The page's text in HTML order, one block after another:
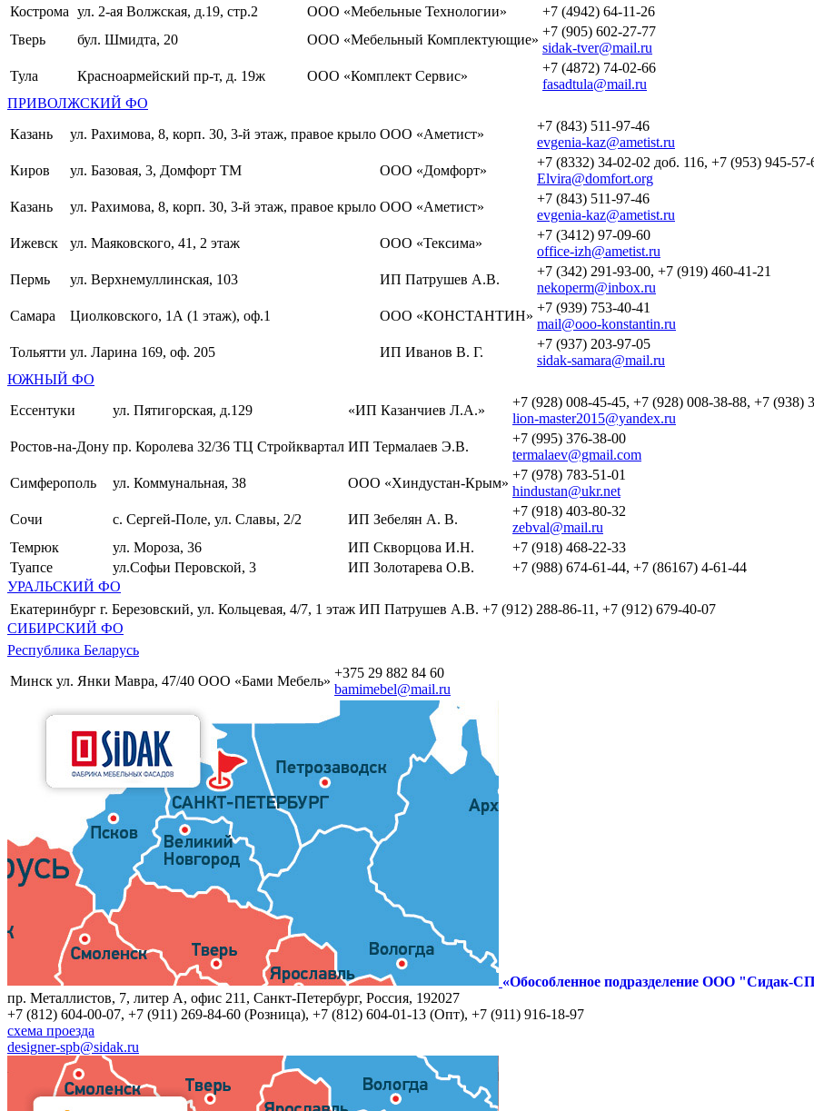
Кострома ул. 2-ая Волжская, д.19, стр.2 ООО «Мебельные Технологии»
+7 (4942) 64-11-26
Тверь
бул. Шмидта, 20 ООО «Мебельный Комплектующие»
+7 (905) 602-27-77
sidak-tver@mail.ru
Тула
Красноармейский пр-т, д. 19ж ООО «Комплект Сервис»
+7 (4872) 74-02-66
fasadtula@mail.ru
ПРИВОЛЖСКИЙ ФО
Казань
ул. Рахимова, 8, корп. 30, 3-й этаж, правое крыло ООО «Аметист»
+7 (843) 511-97-46
evgenia-kaz@ametist.ru
Киров
ул. Базовая, 3, Домфорт ТМ ООО «Домфорт»
+7 (8332) 34-02-02 доб. 116, +7 (953) 945-57-
Elvira@domfort.org
Казань
ул. Рахимова, 8, корп. 30, 3-й этаж, правое крыло ООО «Аметист»
+7 (843) 511-97-46
evgenia-kaz@ametist.ru
Ижевск
ул. Маяковского, 41, 2 этаж ООО «Тексима»
+7 (3412) 97-09-60
office-izh@ametist.ru
Пермь
ул. Верхнемуллинская, 103 ИП Патрушев А.В.
+7 (342) 291-93-00, +7 (919) 460-41-21
nekoperm@inbox.ru
Самара
Циолковского, 1А (1 этаж), оф.1 ООО «КОНСТАНТИН»
+7 (939) 753-40-41
mail@ooo-konstantin.ru
Тольятти ул. Ларина 169, оф. 205 ИП Иванов В. Г.
+7 (937) 203-97-05
sidak-samara@mail.ru
ЮЖНЫЙ ФО
Ессентуки
ул. Пятигорская, д.129 «ИП Казанчиев Л.А.»
+7 (928) 008-45-45, +7 (928) 008-38-88, +7 (938)
lion-master2015@yandex.ru
Ростов-на-Дону пр. Королева 32/36 ТЦ Стройквартал ИП Термалаев Э.В.
+7 (995) 376-38-00
termalaev@gmail.com
Симферополь
ул. Коммунальная, 38 ООО «Хиндустан-Крым»
+7 (978) 783-51-01
hindustan@ukr.net
Сочи
с. Сергей-Поле, ул. Славы, 2/2 ИП Зебелян А. В.
+7 (918) 403-80-32
zebval@mail.ru
Темрюк
ул. Мороза, 36 ИП Скворцова И.Н.
+7 (918) 468-22-33
Туапсе
ул.Софьи Перовской, 3 ИП Золотарева О.В.
+7 (988) 674-61-44, +7 (86167) 4-61-44
УРАЛЬСКИЙ ФО
Екатеринбург г. Березовский, ул. Кольцевая, 4/7, 1 этаж ИП Патрушев А.В. +7 (912) 288-86-11, +7 (912) 679-40-07
СИБИРСКИЙ ФО
Республика Беларусь
Минск ул. Янки Мавра, 47/40 ООО «Бами Мебель»
+375 29 882 84 60
bamimebel@mail.ru
«Обособленное подразделение ООО "Сидак-
пр. Металлистов, 7, литер A, офис 211, Санкт-Петербург, Россия, 192027
+7 (812) 604-00-07, +7 (911) 269-84-60 (Розница), +7 (812) 604-01-13 (Опт), +7 (911) 916-18-97
схема проезда
designer-spb@sidak.ru